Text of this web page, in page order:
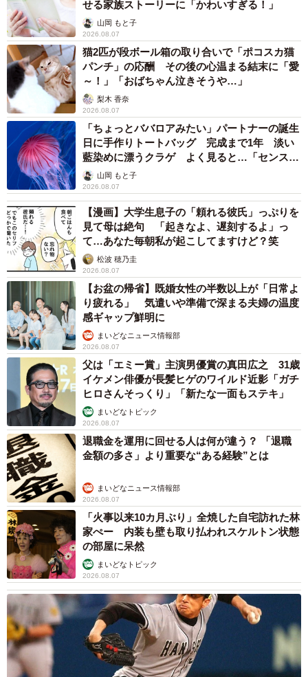
せる家族ストーリーに「かわいすぎる！」
山岡 もと子
2026.08.07
猫2匹が段ボール箱の取り合いで「ポコスカ猫
パンチ」の応酬 その後の心温まる結末に「愛
～！」「おばちゃん泣きそうや…」
梨木 香奈
2026.08.07
「ちょっとババロアみたい」パートナーの誕生
日に手作りトートバッグ 完成まで1年 淡い
藍染めに漂うクラゲ よく見ると…「センスす
ごい」山岡 もと子
2026.08.07
【漫画】大学生息子の「頼れる彼氏」っぷりを
見て母は絶句 「起きなよ、遅刻するよ」っ
て…あなた毎朝私が起こしてますけど？笑
松波 穂乃圭
2026.08.07
【お盆の帰省】既婚女性の半数以上が「日常よ
り疲れる」 気遣いや準備で深まる夫婦の温度
感ギャップ鮮明に
まいどなニュース情報部
2026.08.07
父は「エミー賞」主演男優賞の真田広之 31歳
イケメン俳優が長髪ヒゲのワイルド近影「ガチ
ヒロさんそっくり」「新たな一面もステキ」
まいどなトピック
2026.08.07
退職金を運用に回せる人は何が違う？ 「退職
金額の多さ」より重要な“ある経験”とは
まいどなニュース情報部
2026.08.07
「火事以来10カ月ぶり」全焼した自宅訪れた林
家ぺー 内装も壁も取り払われスケルトン状態
の部屋に呆然
まいどなトピック
2026.08.07